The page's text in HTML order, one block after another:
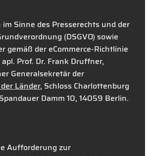
Sinne des Presserechts und der
(DSGVO) sowie
gemäß der eCommerce-Richtlinie
Prof. Dr. Frank Druffner,
Generalsekretär der
Länder, Schloss Charlottenburg
Damm 10, 14059 Berlin.
Aufforderung zur